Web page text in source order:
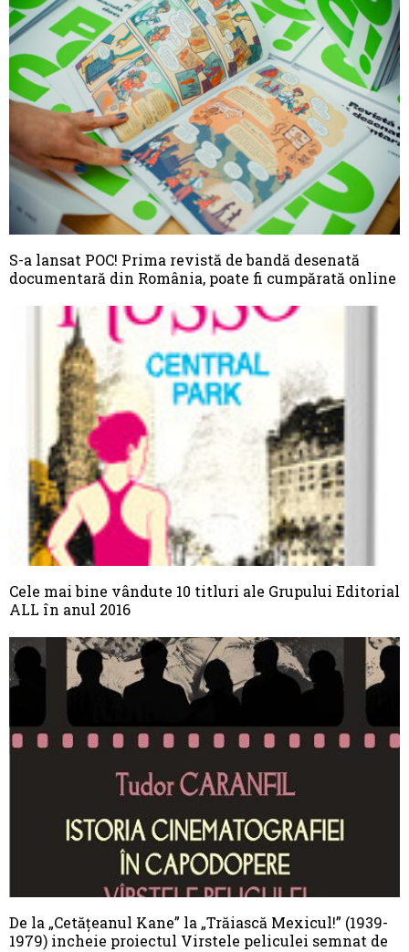
S-a lansat POC! Prima revistă de bandă desenată
documentară din România, poate fi cumpărată online
Cele mai bine vândute 10 titluri ale Grupului Editorial
ALL în anul 2016
De la „Cetăţeanul Kane” la „Trăiască Mexicul!” (1939-
1979) incheie proiectul Virstele peliculei semnat de